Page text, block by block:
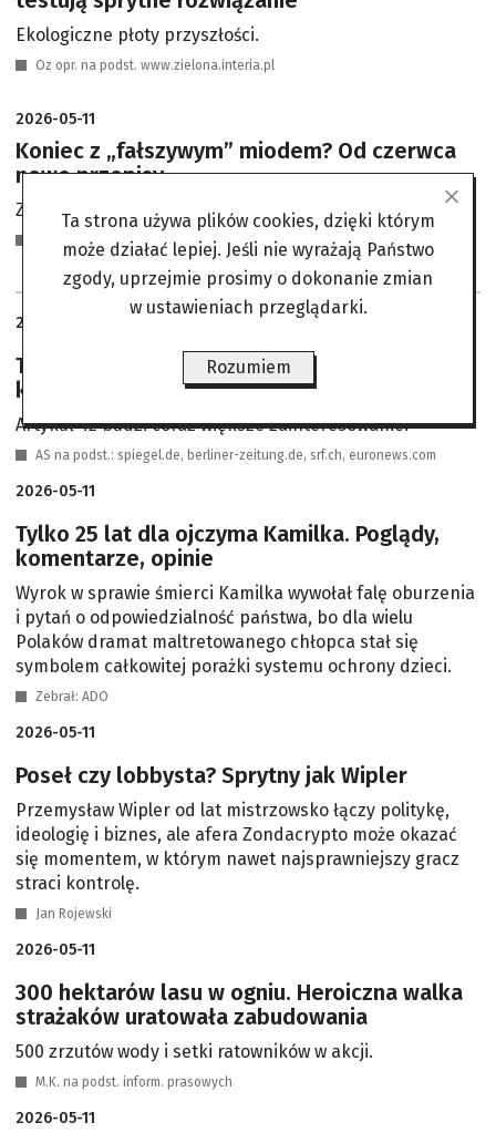
Ekologiczne płoty przyszłości.
Oz opr. na podst. www.zielona.interia.pl
2026-05-11
Koniec z „fałszywym” miodem? Od czerwca
nowe przepisy
Zmiany na sklepowych półkach.
Oz opr. na podst. www.zielona.interia.pl
2026-05-11
Trump i niepewność wokół NATO. UE testuje
klauzulę wzajemnej obrony
Artykuł 42 budzi coraz większe zainteresowanie.
AS na podst.: spiegel.de, berliner-zeitung.de, srf.ch, euronews.com
2026-05-11
Tylko 25 lat dla ojczyma Kamilka. Poglądy,
komentarze, opinie
Wyrok w sprawie śmierci Kamilka wywołał falę oburzenia
i pytań o odpowiedzialność państwa, bo dla wielu
Polaków dramat maltretowanego chłopca stał się
symbolem całkowitej porażki systemu ochrony dzieci.
Zebrał: ADO
2026-05-11
Poseł czy lobbysta? Sprytny jak Wipler
Przemysław Wipler od lat mistrzowsko łączy politykę,
ideologię i biznes, ale afera Zondacrypto może okazać
się momentem, w którym nawet najsprawniejszy gracz
straci kontrolę.
Jan Rojewski
2026-05-11
300 hektarów lasu w ogniu. Heroiczna walka
strażaków uratowała zabudowania
500 zrzutów wody i setki ratowników w akcji.
M.K. na podst. inform. prasowych
2026-05-11
Ta strona używa plików cookies, dzięki którym
może działać lepiej. Jeśli nie wyrażają Państwo
zgody, uprzejmie prosimy o dokonanie zmian
w ustawieniach przeglądarki.
Rozumiem